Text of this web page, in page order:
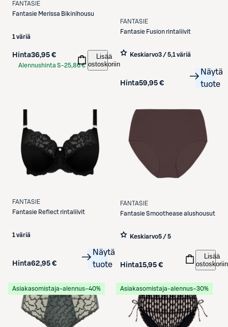
FANTASIE
Fantasie Merissa Bikinihousu
1 väriä
Hinta36,95 €
Alennushinta S-25,86 €
Lisää
ostoskoriin
FANTASIE
Fantasie Fusion rintaliivit
Keskiarvo3 / 5,1 väriä
Hinta59,95 €
Näytä
tuote
FANTASIE
Fantasie Reflect rintaliivit
1 väriä
Hinta62,95 €
Näytä
tuote
FANTASIE
FantasieSmoothease alushousut
Keskiarvo5 / 5
Hinta15,95 €
Lisää
ostoskoriin
Asiakasomistaja-alennus−40% Asiakasomistaja-alennus−30%